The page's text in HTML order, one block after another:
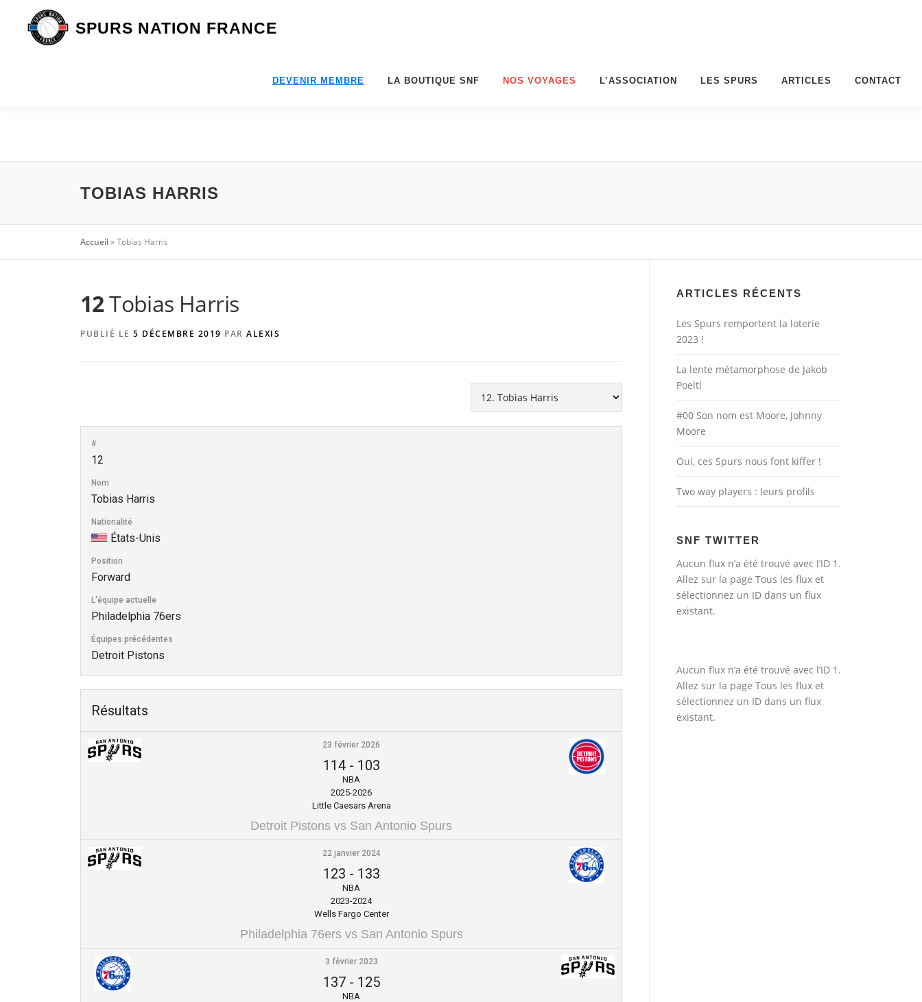
contenu
SPURS NATION FRANCE
DEVENIR MEMBRE LA BOUTIQUE SNF NOS VOYAGES L’ASSOCIATION LES SPURS ARTICLES CONTACT
TOBIAS HARRIS
Accueil»Tobias Harris
12Tobias Harris
PUBLIÉ LE 5 DÉCEMBRE 2019 PAR ALEXIS
#
12
Nom
Tobias Harris
Nationalité
États-Unis
Position
Forward
L'équipe actuelle
Philadelphia 76ers
Équipes précédentes
Detroit Pistons
Résultats
23 février 2026
114- 103
NBA
2025-2026
Little Caesars Arena
Detroit Pistons vs San Antonio Spurs
22 janvier 2024
123 - 133
NBA
2023-2024
Wells Fargo Center
Philadelphia 76ers vs San Antonio Spurs
3 février 2023
137- 125
NBA
ARTICLES RÉCENTS
Les Spurs remportent la loterie
2023 !
La lente métamorphose de Jakob
Poeltl
#00 Son nom est Moore, Johnny
Moore
Oui, ces Spurs nous font kiffer !
Two way players : leurs profils
SNF TWITTER
Aucun flux n’a été trouvé avec l’ID 1.
Allez sur la page Tous les flux et
sélectionnez un ID dans un flux
existant.
Aucun flux n’a été trouvé avec l’ID 1.
Allez sur la page Tous les flux et
sélectionnez un ID dans un flux
existant.